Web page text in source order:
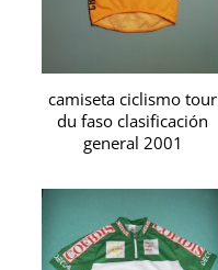
camiseta ciclismo tour
du faso clasificación
general 2001